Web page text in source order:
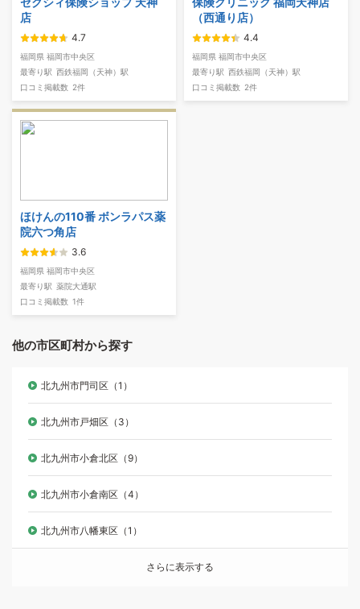
店
4.7
福岡県 福岡市中央区
最寄り駅 西鉄福岡（天神）駅
口コミ掲載数 2件
（西通り店）
4.4
福岡県 福岡市中央区
最寄り駅 西鉄福岡（天神）駅
口コミ掲載数 2件
ほけんの110番 ボンラパス薬
院六つ角店
3.6
福岡県 福岡市中央区
最寄り駅 薬院大通駅
口コミ掲載数 1件
他の市区町村から探す
北九州市門司区（1）
北九州市戸畑区（3）
北九州市小倉北区（9）
北九州市小倉南区（4）
北九州市八幡東区（1）
さらに表示する